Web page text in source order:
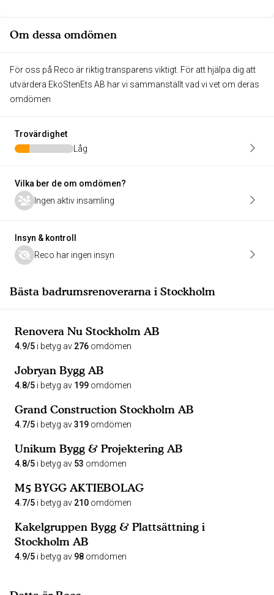
Om dessa omdömen
För oss på Reco är riktig transparens viktigt. För att hjälpa dig att
utvärdera EkoStenEts AB har vi sammanställt vad vi vet om deras
omdömen
Trovärdighet
Låg
Vilka ber de om omdömen?
Ingen aktiv insamling
Insyn & kontroll
Reco har ingen insyn
Bästa badrumsrenoverarna i Stockholm
Renovera Nu Stockholm AB
4.9/5 i betyg av 276 omdömen
Jobryan Bygg AB
4.8/5 i betyg av 199 omdömen
Grand Construction Stockholm AB
4.7/5 i betyg av319 omdömen
Unikum Bygg & Projektering AB
4.8/5 i betyg av 53 omdömen
M5 BYGG AKTIEBOLAG
4.7/5 i betyg av 210 omdömen
Kakelgruppen Bygg & Plattsättning i
Stockholm AB
4.9/5 i betyg av 98 omdömen